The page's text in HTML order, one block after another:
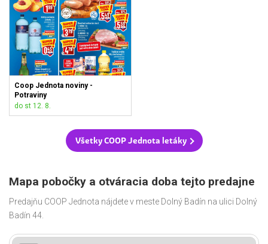
Coop Jednota noviny -
Potraviny
do st 12. 8.
Všetky COOP Jednota letáky
Mapa pobočky a otváracia doba tejto predajne
Predajňu COOP Jednota nájdete v meste Dolný Badín na ulici Dolný
Badín 44.